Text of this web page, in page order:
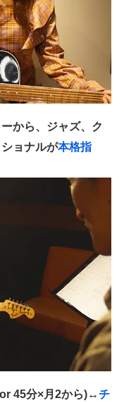
から、ジャズ、ク
ョナルが本格指
45分×月2から)↔︎チ